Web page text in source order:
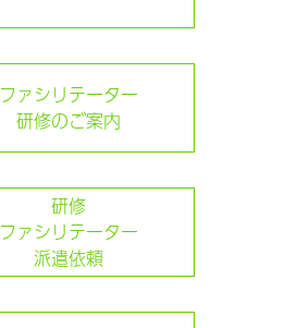
ファシリテーター
研修のご案内
研修
ファシリテーター
派遣依頼